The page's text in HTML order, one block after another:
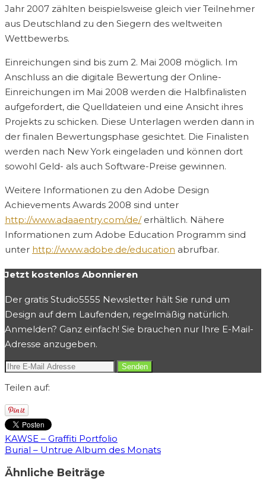
Jahr 2007 zählten beispielsweise gleich vier Teilnehmer
aus Deutschland zu den Siegern des weltweiten
Wettbewerbs.
Einreichungen sind bis zum 2. Mai 2008 möglich. Im
Anschluss an die digitale Bewertung der Online-
Einreichungen im Mai 2008 werden die Halbfinalisten
aufgefordert, die Quelldateien und eine Ansicht ihres
Projekts zu schicken. Diese Unterlagen werden dann in
der finalen Bewertungsphase gesichtet. Die Finalisten
werden nach New York eingeladen und können dort
sowohl Geld- als auch Software-Preise gewinnen.
Weitere Informationen zu den Adobe Design
Achievements Awards 2008 sind unter
http://www.adaaentry.com/de/erhältlich. Nähere
Informationen zum Adobe Education Programm sind
unter http://www.adobe.de/education abrufbar.
Jetzt kostenlos Abonnieren
Der gratis Studio5555 Newsletter hält Sie rund um
Design auf dem Laufenden, regelmäßig natürlich.
Anmelden? Ganz einfach! Sie brauchen nur Ihre E-Mail-
Adresse anzugeben.
Teilen auf:
KAWSE – Graffiti Portfolio
Burial – Untrue Album des Monats
Ähnliche Beiträge